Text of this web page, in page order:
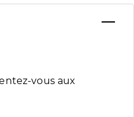
vous aux